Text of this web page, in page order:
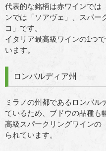
代表的な銘柄は赤ワインでは
ンでは「ソアヴェ」、スパー
コ」です。
イタリア最高級ワインの1つ
います。
ロンバルディア州
ミラノの州都であるロンバル
ているため、ブドウの品種も
高級スパークリングワインの
られています。